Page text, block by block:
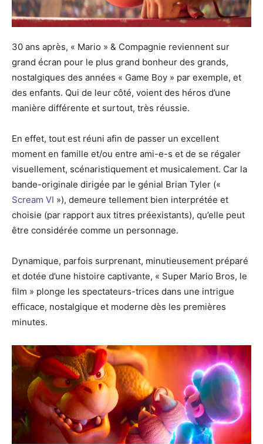
30 ans après, « Mario » & Compagnie reviennent sur
grand écran pour le plus grand bonheur des grands,
nostalgiques des années « Game Boy » par exemple, et
des enfants. Qui de leur côté, voient des héros d’une
manière différente et surtout, très réussie.
En effet, tout est réuni afin de passer un excellent
moment en famille et/ou entre ami-e-s et de se régaler
visuellement, scénaristiquement et musicalement. Car la
bande-originale dirigée par le génial Brian Tyler («
Scream VI »), demeure tellement bien interprétée et
choisie (par rapport aux titres préexistants), qu’elle peut
être considérée comme un personnage.
Dynamique, parfois surprenant, minutieusement préparé
et dotée d’une histoire captivante, « Super Mario Bros, le
film » plonge les spectateurs-trices dans une intrigue
efficace, nostalgique et moderne dès les premières
minutes.